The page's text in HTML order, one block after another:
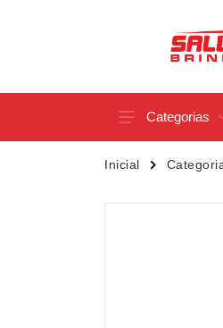
Categorias
Acessórios
Inicial